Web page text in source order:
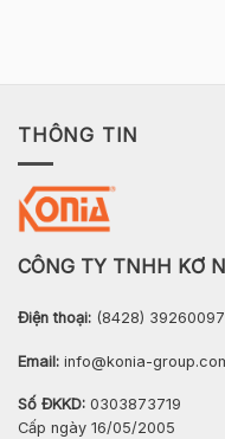
THÔNG TIN
CÔNG TY TNHH KƠ
Điện thoại: (8428)
Email: info@konia-
Số ĐKKD: 0303873719
Cấp ngày 16/05/2005